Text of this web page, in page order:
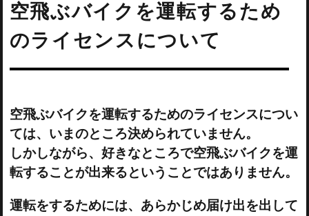
空飛ぶバイクを運転するため
のライセンスについて
空飛ぶバイクを運転するためのライセンスについ
ては、いまのところ決められていません。
しかしながら、好きなところで空飛ぶバイクを運
転することが出来るということではありません。
運転をするためには、あらかじめ届け出を出して